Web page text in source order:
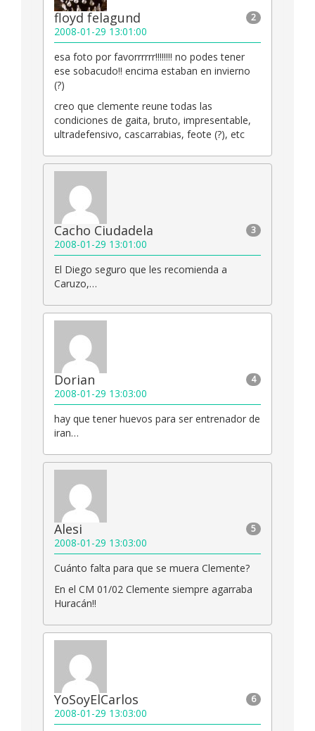
2
floyd felagund
2008-01-29 13:01:00
esa foto por favorrrrrr!!!!!!!! no podes tener
ese sobacudo!! encima estaban en invierno
(?)
creo que clemente reune todas las
condiciones de gaita, bruto, impresentable,
ultradefensivo, cascarrabias, feote (?), etc
3
Cacho Ciudadela
2008-01-29 13:01:00
El Diego seguro que les recomienda a
Caruzo,…
4
Dorian
2008-01-29 13:03:00
hay que tener huevos para ser entrenador de
iran…
5
Alesi
2008-01-29 13:03:00
Cuánto falta para que se muera Clemente?
En el CM 01/02 Clemente siempre agarraba
Huracán!!
6
YoSoyElCarlos
2008-01-29 13:03:00